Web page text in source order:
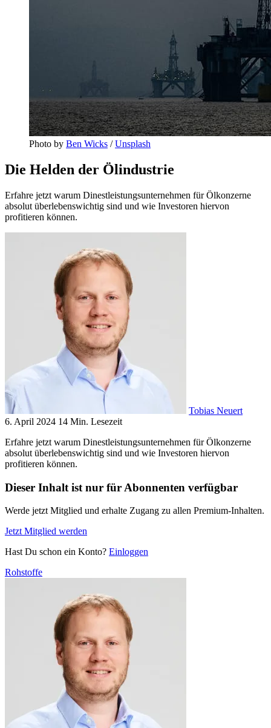
Photo by Ben Wicks / Unsplash
Die Helden der Ölindustrie
Erfahre jetzt warum Dinestleistungsunternehmen für Ölkonzerne
absolut überlebenswichtig sind und wie Investoren hiervon
profitieren können.
Tobias Neuert
6. April 2024 14 Min. Lesezeit
Erfahre jetzt warum Dinestleistungsunternehmen für Ölkonzerne
absolut überlebenswichtig sind und wie Investoren hiervon
profitieren können.
Dieser Inhalt ist nur für Abonnenten verfügbar
Werde jetzt Mitglied und erhalte Zugang zu allen Premium-Inhalten.
Jetzt Mitglied werden
Hast Du schon ein Konto? Einloggen
Rohstoffe